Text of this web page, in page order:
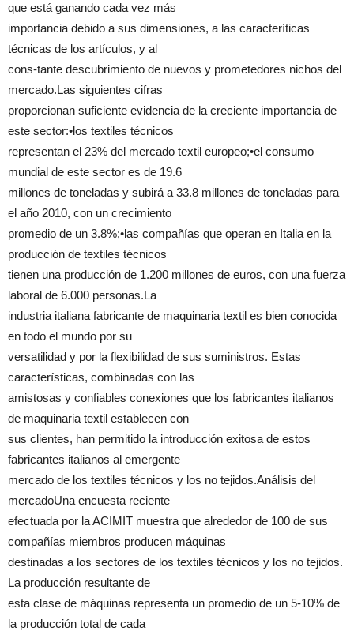
que está ganando cada vez más
importancia debido a sus dimensiones, a las caracteríticas
técnicas de los artículos, y al
cons-tante descubrimiento de nuevos y prometedores nichos del
mercado.Las siguientes cifras
proporcionan suficiente evidencia de la creciente importancia de
este sector:•los textiles técnicos
representan el 23% del mercado textil europeo;•el consumo
mundial de este sector es de 19.6
millones de toneladas y subirá a 33.8 millones de toneladas para
el año 2010, con un crecimiento
promedio de un 3.8%;•las compañías que operan en Italia en la
producción de textiles técnicos
tienen una producción de 1.200 millones de euros, con una fuerza
laboral de 6.000 personas.La
industria italiana fabricante de maquinaria textil es bien conocida
en todo el mundo por su
versatilidad y por la flexibilidad de sus suministros. Estas
características, combinadas con las
amistosas y confiables conexiones que los fabricantes italianos
de maquinaria textil establecen con
sus clientes, han permitido la introducción exitosa de estos
fabricantes italianos al emergente
mercado de los textiles técnicos y los no tejidos.Análisis del
mercadoUna encuesta reciente
efectuada por la ACIMIT muestra que alrededor de 100 de sus
compañías miembros producen máquinas
destinadas a los sectores de los textiles técnicos y los no tejidos.
La producción resultante de
esta clase de máquinas representa un promedio de un 5-10% de
la producción total de cada